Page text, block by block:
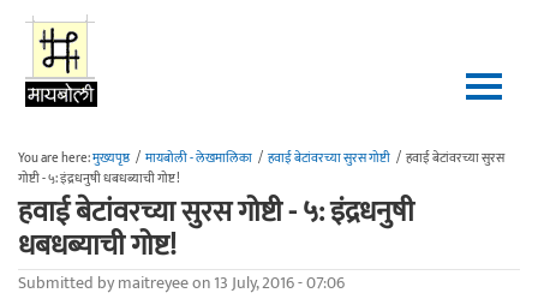
Skip to main content
You are here:मुख्यपृष्ठ / मायबोली - लेखमालिका / हवाई बेटांवरच्या सुरस गोष्टी / हवाई बेटांवरच्या सुरस
गोष्टी - ५: इंद्रधनुषी धबधब्याची गोष्ट!
हवाई बेटांवरच्या सुरस गोष्टी - ५: इंद्रधनुषी
धबधब्याची गोष्ट!
Submitted bymaitreyeeon 13 July, 2016 - 07:06